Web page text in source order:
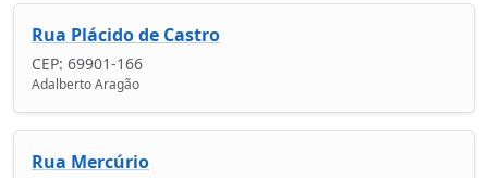
Rua Plácido de Castro
CEP: 69901-166
Adalberto Aragão
Rua Mercúrio